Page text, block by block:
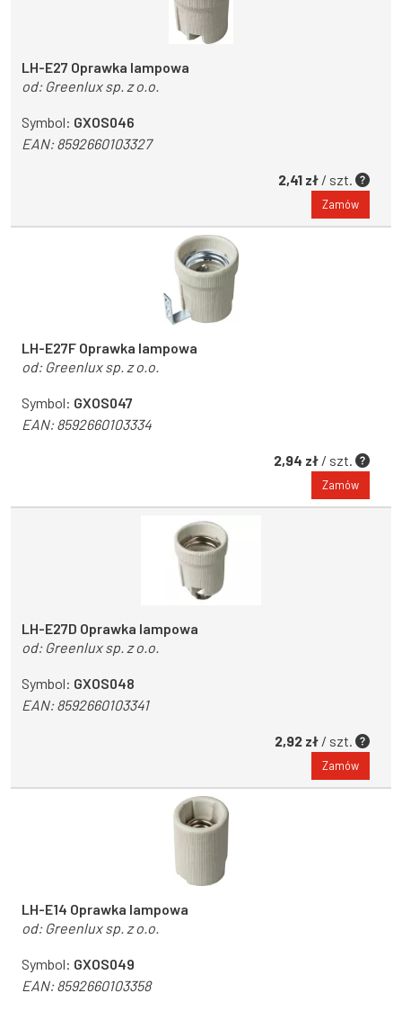
LH-E27 Oprawka lampowa
od: Greenlux sp. z o.o.
Symbol: GXOS046
EAN:8592660103327
2,41 zł / szt.
Zamów
LH-E27F Oprawka lampowa
od: Greenlux sp. z o.o.
Symbol: GXOS047
EAN:8592660103334
2,94 zł / szt.
Zamów
LH-E27D Oprawka lampowa
od: Greenlux sp. z o.o.
Symbol: GXOS048
EAN:8592660103341
2,92 zł / szt.
Zamów
LH-E14 Oprawka lampowa
od: Greenlux sp. z o.o.
Symbol: GXOS049
EAN:8592660103358